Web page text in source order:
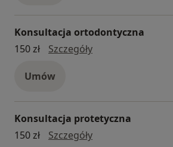
Konsultacja ortodontyczna
150 zł
Szczegółykonsultacja
Umów
Konsultacja protetyczna
150 zł
Szczegółykonsultacja